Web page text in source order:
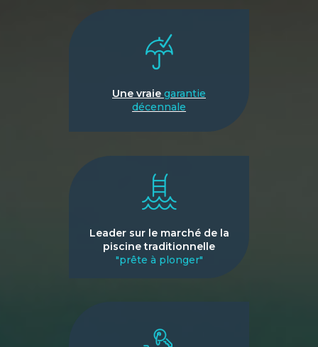
Une vraie garantie
décennale
Leader sur le marché de la
piscine traditionnelle
"prête à plonger"